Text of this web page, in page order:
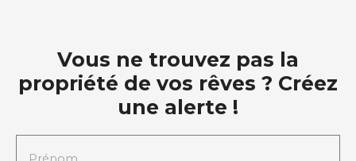
Vous ne trouvez pas la
propriété de vos rêves ? Créez
une alerte !